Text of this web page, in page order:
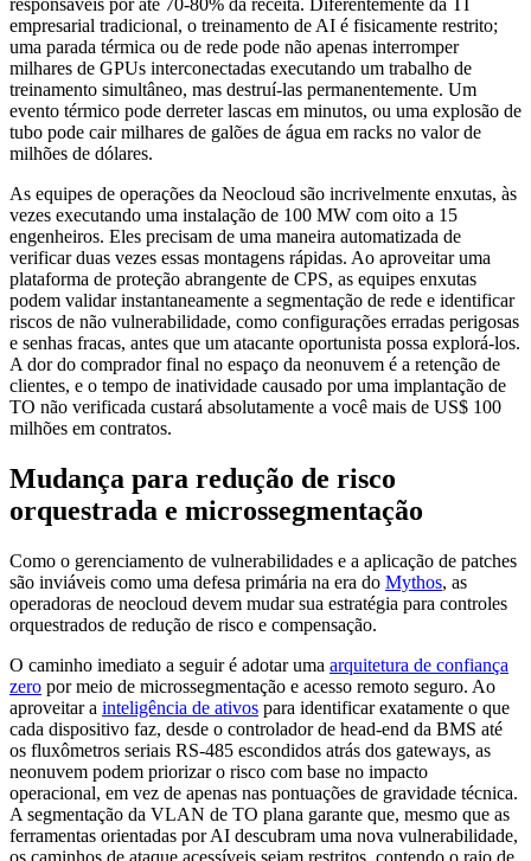
empresarial tradicional, o treinamento de AI é fisicamente restrito;
uma parada térmica ou de rede pode não apenas interromper
milhares de GPUs interconectadas executando um trabalho de
treinamento simultâneo, mas destruí-las permanentemente. Um
evento térmico pode derreter lascas em minutos, ou uma explosão de
tubo pode cair milhares de galões de água em racks no valor de
milhões de dólares.
As equipes de operações da Neocloud são incrivelmente enxutas, às
vezes executando uma instalação de 100 MW com oito a 15
engenheiros. Eles precisam de uma maneira automatizada de
verificar duas vezes essas montagens rápidas. Ao aproveitar uma
plataforma de proteção abrangente de CPS, as equipes enxutas
podem validar instantaneamente a segmentação de rede e identificar
riscos de não vulnerabilidade, como configurações erradas perigosas
e senhas fracas, antes que um atacante oportunista possa explorá-los.
A dor do comprador final no espaço da neonuvem é a retenção de
clientes, e o tempo de inatividade causado por uma implantação de
TO não verificada custará absolutamente a você mais de US$ 100
milhões em contratos.
Mudança para redução de risco
orquestrada e microssegmentação
Como o gerenciamento de vulnerabilidades e a aplicação de patches
são inviáveis como uma defesa primária na era do Mythos, as
operadoras de neocloud devem mudar sua estratégia para controles
orquestrados de redução de risco e compensação.
O caminho imediato a seguir é adotar uma arquitetura de confiança
zero por meio de microssegmentação e acesso remoto seguro. Ao
aproveitar a inteligência de ativos para identificar exatamente o que
cada dispositivo faz, desde o controlador de head-end da BMS até
os fluxômetros seriais RS-485 escondidos atrás dos gateways, as
neonuvem podem priorizar o risco com base no impacto
operacional, em vez de apenas nas pontuações de gravidade técnica.
A segmentação da VLAN de TO plana garante que, mesmo que as
ferramentas orientadas por AI descubram uma nova vulnerabilidade,
os caminhos de ataque acessíveis sejam restritos, contendo o raio de